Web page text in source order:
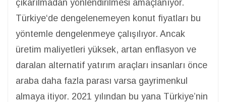
çıkarılmadan yönlendirilmesi amaçlanıyor.
Türkiye‘de dengelenemeyen konut fiyatları bu
yöntemle dengelenmeye çalışılıyor. Ancak
üretim maliyetleri yüksek, artan enflasyon ve
daralan alternatif yatırım araçları insanları önce
araba daha fazla parası varsa gayrimenkul
almaya itiyor. 2021 yılından bu yana Türkiye’nin